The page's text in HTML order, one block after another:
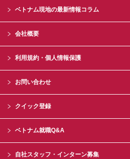
ベトナム現地の最新情報コラム
会社概要
利用規約・個人情報保護
お問い合わせ
クイック登録
ベトナム就職Q&A
自社スタッフ・インターン募集